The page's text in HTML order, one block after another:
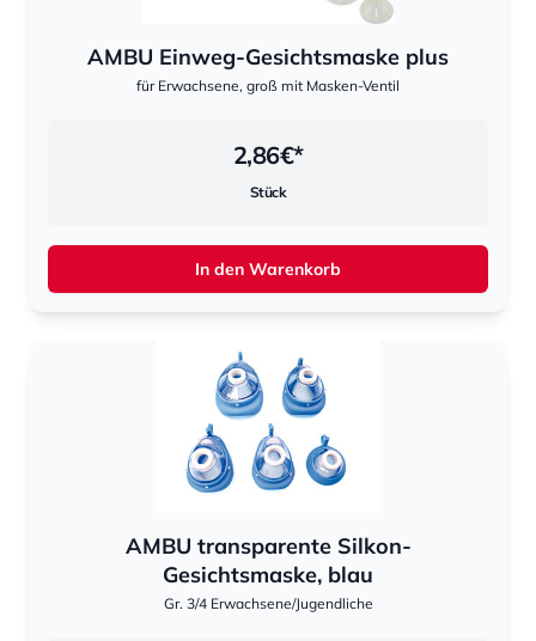
AMBU Einweg-Gesichtsmaske plus
für Erwachsene, groß mit Masken-Ventil
2,86€*
Stück
In den Warenkorb
AMBU transparente Silkon-
Gesichtsmaske, blau
Gr. 3/4 Erwachsene/Jugendliche